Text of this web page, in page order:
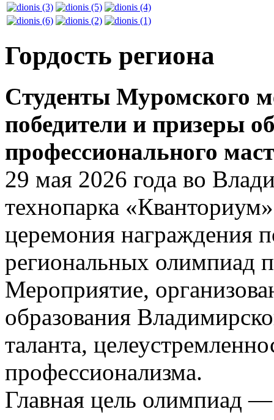
Гордость региона
Cтуденты Муромского
победители и призеры
профессионального
29 мая 2026 года во
технопарка
церемония награждения
региональных олимпиад
Мероприятие,
образования
таланта,
профессионализма.
Главная цель олимпиад